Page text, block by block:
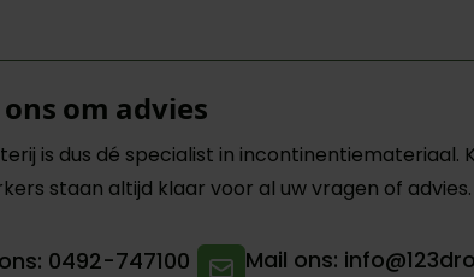
om advies
is dus dé specialist in incontinentiemateriaal.
staan altijd klaar voor al uw vragen of advies.
0492-747100 Mail ons: